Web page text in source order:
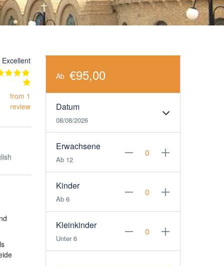
Excellent
from 1
review
Ab €95,00
Datum
08/08/2026
Erwachsene
Ab 12
Kinder
Ab 6
Kleinkinder
Unter 6